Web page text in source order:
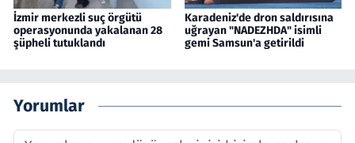
İzmir merkezli suç örgütü
operasyonunda yakalanan 28
şüpheli tutuklandı
Karadeniz'de dron saldırısına
uğrayan "NADEZHDA" isimli
gemi Samsun'a getirildi
Yorumlar